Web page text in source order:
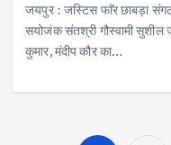
जयपुर : जस्टिस फाॅर छाबड़ा
सयोजंक संतश्री गौस्वामी सुशील
कुमार, मंदीप कौर का…